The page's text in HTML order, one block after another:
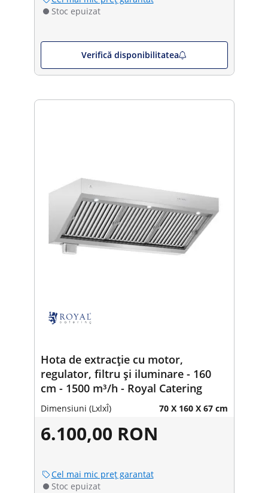
Stoc epuizat
Verifică disponibilitatea
Hota de extracție cu motor,
regulator, filtru și iluminare - 160
cm - 1500 m³/h - Royal Catering
Dimensiuni (LxlxÎ) 70 X 160 X 67 cm
6.100,00 RON
Cel mai mic preț garantat
Stoc epuizat